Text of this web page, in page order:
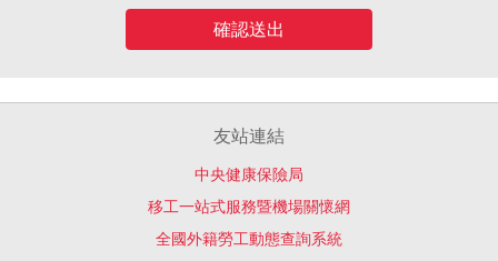
確認送出
友站連結
中央健康保險局
移工一站式服務暨機場關懷網
全國外籍勞工動態查詢系統